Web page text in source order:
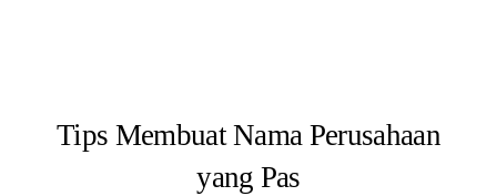
Tips Membuat Nama Perusahaan
yang Pas